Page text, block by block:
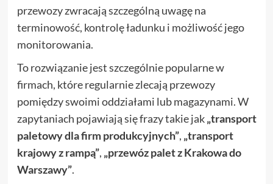
przewozy zwracają szczególną uwagę na
terminowość, kontrolę ładunku i możliwość jego
monitorowania.
To rozwiązanie jest szczególnie popularne w
firmach, które regularnie zlecają przewozy
pomiędzy swoimi oddziałami lub magazynami. W
zapytaniach pojawiają się frazy takie jak„transport
paletowy dla firm produkcyjnych”, „transport
krajowy z rampą”, „przewóz palet z Krakowa do
Warszawy”.